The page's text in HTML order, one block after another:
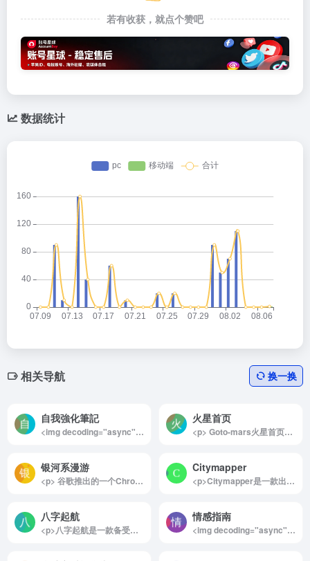
若有收获，就点个赞吧
数据统计
相关导航 换一换
自我強化筆記
<img decoding="async" data-src="//www.40000.net/wp-content/uploads/2024/12/20241215075707-675e8bd385051.png" src="https://www.40000.net/wp-content/themes/onenav/images/t.png" alt="自我強化筆記"><p>自我强化笔记是一个专注于在线分享实用防身知识和技能的网站，致力于帮助读者提升自我防护意识和安全能力。该网站围绕自我保护和安全策略提供详尽的指导，涵盖从日常生活中的防护技巧到面对潜在威胁时的应对方案。无论是初学者还是有一定经验的人，都可以通过自我强化笔记获取实际可行的建议，提升自我防范能力。</p><p>自我强化笔记不仅提供防身技巧，还注重培养读者的自信心和心理准备，让每个人都能在面对危险时具备冷静处理的能力。通过系统化的写作和信息分享，网站希望建立一个更具安全意识和自我防护能力的群体，帮助人们在日常生活中更好地保护自己和他人。</p><p>此外，网站还鼓励用户参与讨论，分享自己的经验和心得，形成一个互助、学习、成长的社区。通过这种方式，自我强化笔记希望带动更多人关注个人安全，并掌握必备的自我保护技能，使社会更加自信、强大。</p>
火星首页
<p> Goto-mars火星首页为用户提供一个清爽干净的上网入口。我们的理念是简约、个性、极致。给上网用户提供最舒适的上网体验。 </p>
银河系漫游
<p> 谷歌推出的一个Chrome实验项目，通过3D交互可视化模式，使用户能够在线探索浩瀚的宇宙。 </p>
Citymapper
<p>Citymapper是一款出色的全球实时交通工具，为生活在城市或热衷于探索新城市的人群提供了极大的便利。它不仅支持多种出行方式的规划，如公共交通、骑行和驾驶，还实时显示交通工具的动态情况。无论是日常通勤还是城市旅行，Citymapper都能让您的出行更加高效和便捷。其跨平台支持和免费使用的特性，更让这款工具成为不可或缺的智能出行助手。</p><p>详细介绍：</p><p>Citymapper是一款功能强大的交通线路规划和实时显示软件，覆盖了全球多个主要城市的公共交通网络。用户可以通过这款工具轻松规划步行、骑行、驾车或乘坐公共交通的路线。Citymapper自动集成了来自开放数据、当地交通管理机构以及用户生成的信息，为用户提供最新、最准确的交通情况和出行建议。</p><p>无论是选择最快捷的路线还是最经济的方式，Citymapper都能为您量身定制出行方案。它支持安卓、iOS设备和网页版使用，界面直观且易于操作。通过实时更新的交通工具动态，用户能够及时了解公交车、地铁或共享单车的运行情况，从而避免不必要的等待。</p><p>此外，Citymapper还致力于结合当地特色，涵盖从出租车、共享出行到地铁票价的详细信息，使其成为一站式的出行解决方案。不管是通勤达人还是旅行爱好者，Citymapper都将为您的每一次出行带来便捷与舒适。</p><img decoding="async" data-src="//www.40000.net/wp-content/uploads/2024/12/20241215075457-675e8b51e15d8.webp" src="https://www.40000.net/wp-content/themes/onenav/images/t.png" alt="Citymapper">
八字起航
<p>八字起航是一款备受专业命理师青睐的八字四柱排盘工具，能够帮助用户快速生成八字命盘，并提供简洁而详尽的命理分析。八字虽非绝对预测命运的工具，但在关键时刻，它可以为决策提供有价值的参考。无论你是初学者还是命理爱好者，这款工具都将帮助你更清晰地了解命运的可能走向，是个人探索和调整命运的好帮手。</p><p>详细介绍：</p><p>八字起航是一款专为八字四柱分析而设计的排盘工具，其简洁高效的界面让用户可以快速生成个人八字命盘，并获取详尽的命理解读。八字四柱学虽然并非决定命运的唯一标准，但它在预测、调节和参考命运方面一直具有重要的应用价值。通过八字排盘，用户可以看到自己的五行旺衰、流年流月吉凶等，并结合这些信息来辅助进行生活中的重要决策，比如事业发展、婚姻选择或财富管理等方面的抉择。同时，对于命理初学者而言，八字起航不仅是工具，也是深入学习八字和探究命运的一把钥匙，引导用户在逐步了解的过程中不断提升命理知识。</p><img decoding="async" data-src="//www.40000.net/wp-content/uploads/2024/12/20241215075522-675e8b6aee34b.webp" src="https://www.40000.net/wp-content/themes/onenav/images/t.png" alt="八字起航">
情感指南
<img decoding="async" data-src="//www.40000.net/wp-content/uploads/2024/12/20241215075547-675e8b8336acb.webp" src="https://www.40000.net/wp-content/themes/onenav/images/t.png" alt="情感指南"><p>《How to Deal with My Crush》是一份颇具个人风格的情感指南，由Evan基于自己丰富的情感经历和大量的网络阅读（包括知乎、Instagram等平台）精心整理而成。这个指南对那些在情感中迷茫、尤其是初次面对喜欢对象时不知如何行动的男生具有一定的参考价值。作者的亲身经历和独特视角使得内容更具实用性和真实感，是一本值得一看的情感指南。</p><p>详细介绍：</p><p>《How to Deal with My Crush》是一份由Evan独立编写的情感指导手册，旨在帮助男生们解决与暗恋对象相处的各种困惑。作者在指南中提供了从自己经验中总结的实用建议，包括如何更自信地面对喜欢的人、如何正确表达自己的情感、以及在追求中应避免的误区等。这些内容不仅来源于作者的个人经历，还融入了他对大量网络资源的精华总结，从而使得内容兼具理论性和实操性。</p><p>因为指南由男性视角出发，主要适合男生们使用，尤其是那些缺乏恋爱经验或在情感关系中容易焦虑的年轻人。Evan的真实分享和理性的分析相结合，使得这本指南既充满了生活气息，又具备了实用价值，读者可以从中获得不少应对情感困惑的实际方法。</p><img decoding="async" data-src="//www.40000.net/wp-content/uploads/2024/12/20241215075547-675e8b833d8e6.webp" src="https://www.40000.net/wp-content/themes/onenav/images/t.png" alt="情感指南">